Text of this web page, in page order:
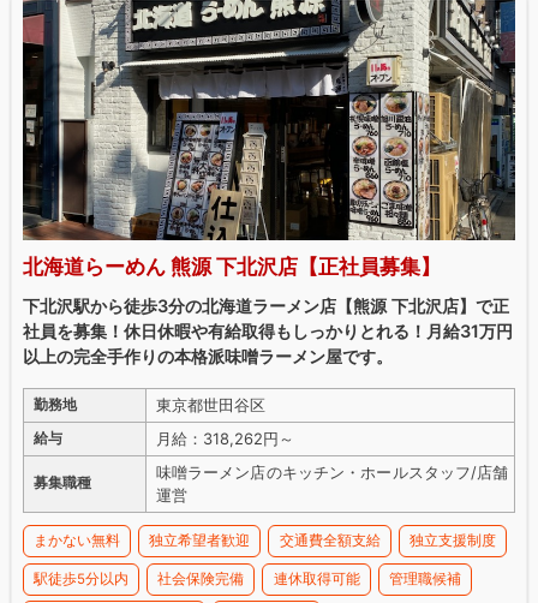
北海道らーめん 熊源 下北沢店【正社員募集】
下北沢駅から徒歩3分の北海道ラーメン店【熊源 下北沢店】で正
社員を募集！休日休暇や有給取得もしっかりとれる！月給31万円
以上の完全手作りの本格派味噌ラーメン屋です。
勤務地 東京都世田谷区
給与 月給：318,262円～
募集職種
味噌ラーメン店のキッチン・ホールスタッフ/店舗
運営
まかない無料 独立希望者歓迎 交通費全額支給 独立支援制度
駅徒歩5分以内 社会保険完備 連休取得可能 管理職候補